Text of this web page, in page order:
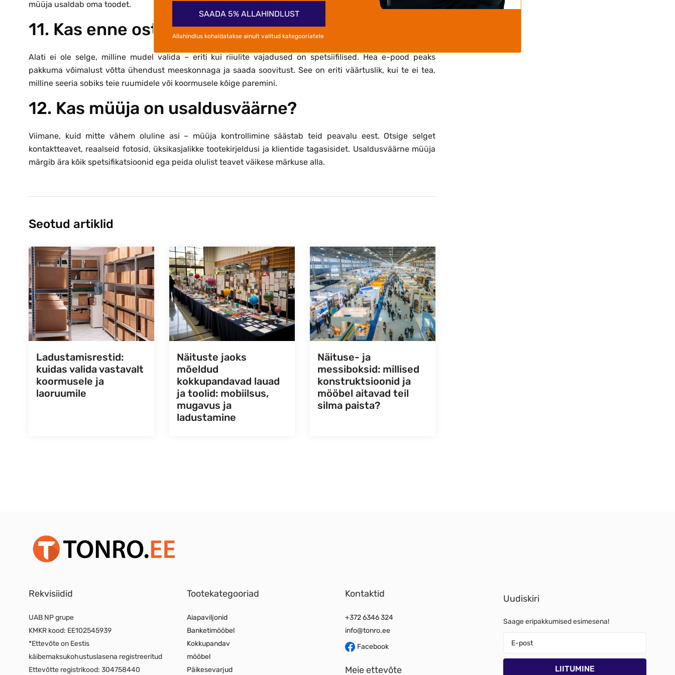
müüja usaldab oma toodet.
11. Kas enne ostmist on võimalik saada nõu?
Alati ei ole selge, milline mudel valida – eriti kui riiulite vajadused on spetsiifilised. Hea e-pood peaks
pakkuma võimalust võtta ühendust meeskonnaga ja saada soovitust. See on eriti väärtuslik, kui te ei tea,
milline seeria sobiks teie ruumidele või koormusele kõige paremini.
12. Kas müüja on usaldusväärne?
Viimane, kuid mitte vähem oluline asi – müüja kontrollimine säästab teid peavalu eest. Otsige selget
kontaktteavet, reaalseid fotosid, üksikasjalikke tootekirjeldusi ja klientide tagasisidet. Usaldusväärne müüja
märgib ära kõik spetsifikatsioonid ega peida olulist teavet väikese märkuse alla.
Seotud artiklid
Ladustamisrestid:
kuidas valida vastavalt
koormusele ja
laoruumile
Näituste jaoks
mõeldud
kokkupandavad lauad
ja toolid: mobiilsus,
mugavus ja
ladustamine
Näituse- ja
messiboksid: millised
konstruktsioonid ja
mööbel aitavad teil
silma paista?
Rekvisiidid
UAB NP grupe
KMKR kood: EE102545939
*Ettevõte on Eestis
käibemaksukohustuslasena registreeritud
Ettevõtte registrikood: 304758440
Tootekategooriad
Aiapaviljonid
Banketimööbel
Kokkupandav
mööbel
Päikesevarjud
Kontaktid
+372 6346 324
info@tonro.ee
Facebook
Meie ettevõte
Uudiskiri
Saage eripakkumised esimesena!
SAADA 5% ALLAHINDLUST
Allahindlus kohaldatakse ainult valitud kategooriatele